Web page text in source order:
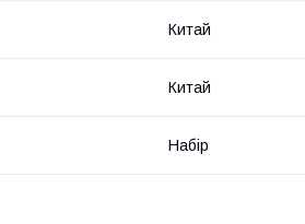
Китай
Китай
Набір